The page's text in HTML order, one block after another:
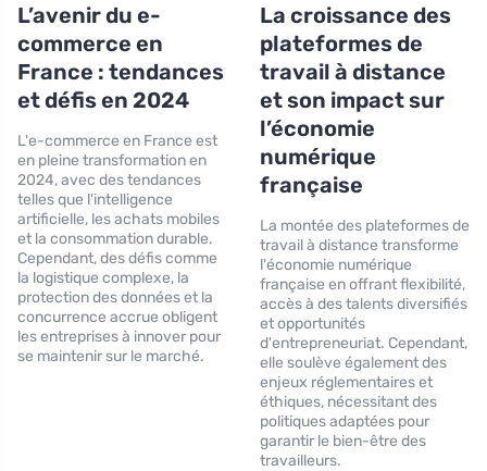
L’avenir du e-
commerce en
France : tendances
et défis en 2024
L'e-commerce en France est
en pleine transformation en
2024, avec des tendances
telles que l'intelligence
artificielle, les achats mobiles
et la consommation durable.
Cependant, des défis comme
la logistique complexe, la
protection des données et la
concurrence accrue obligent
les entreprises à innover pour
se maintenir sur le marché.
La croissance des
plateformes de
travail à distance
et son impact sur
l’économie
numérique
française
La montée des plateformes de
travail à distance transforme
l'économie numérique
française en offrant flexibilité,
accès à des talents diversifiés
et opportunités
d'entrepreneuriat. Cependant,
elle soulève également des
enjeux réglementaires et
éthiques, nécessitant des
politiques adaptées pour
garantir le bien-être des
travailleurs.